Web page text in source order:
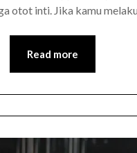
otot inti. Jika kamu
Read more